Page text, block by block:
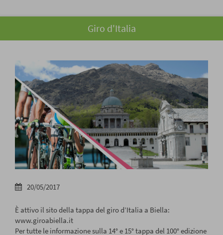
Giro d'Italia
20/05/2017
È attivo il sito della tappa del giro d’Italia a Biella:
www.giroabiella.it
Per tutte le informazione sulla 14° e 15° tappa del 100° edizione